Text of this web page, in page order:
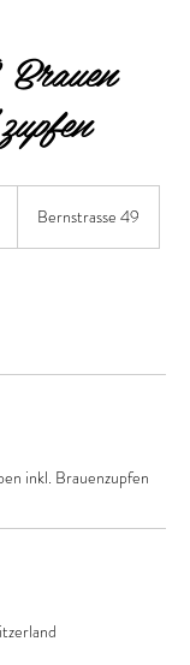
Bernstrasse 49
inkl. Brauenzupfen